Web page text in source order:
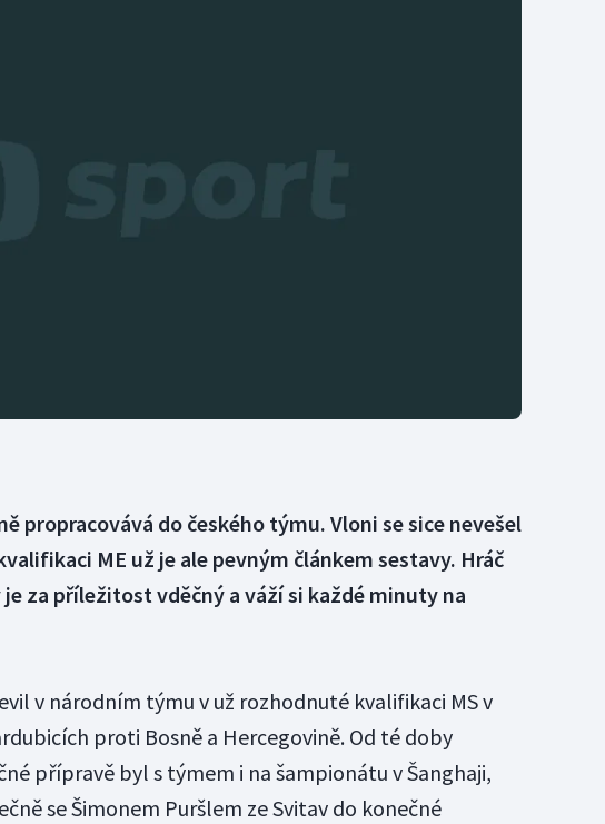
Parasport
propracovává do českého týmu. Vloni se sice nevešel
ME už je ale pevným článkem sestavy. Hráč
je za příležitost vděčný a váží si každé minuty na
v národním týmu v už rozhodnuté kvalifikaci MS v
proti Bosně a Hercegovině. Od té doby
přípravě byl s týmem i na šampionátu v Šanghaji,
se Šimonem Puršlem ze Svitav do konečné